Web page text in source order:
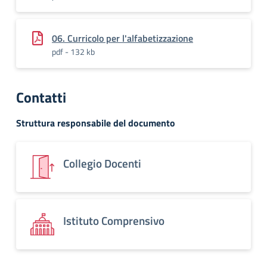
06. Curricolo per l'alfabetizzazione
pdf - 132 kb
Contatti
Struttura responsabile del documento
Collegio Docenti
Istituto Comprensivo